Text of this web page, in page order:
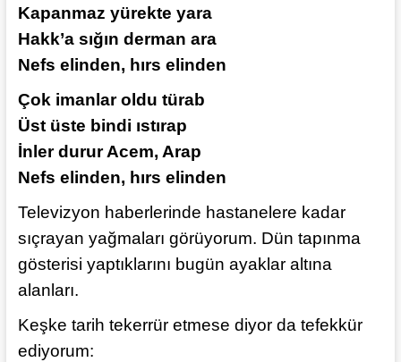
Kapanmaz yürekte yara
Hakk’a sığın derman ara
Nefs elinden, hırs elinden
Çok imanlar oldu türab
Üst üste bindi ıstırap
İnler durur Acem, Arap
Nefs elinden, hırs elinden
Televizyon haberlerinde hastanelere kadar
sıçrayan yağmaları görüyorum. Dün tapınma
gösterisi yaptıklarını bugün ayaklar altına
alanları.
Keşke tarih tekerrür etmese diyor da tefekkür
ediyorum: